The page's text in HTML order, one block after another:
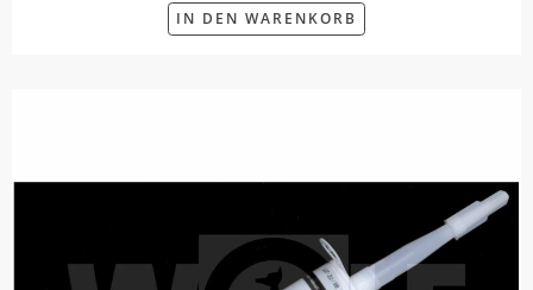
IN DEN WARENKORB